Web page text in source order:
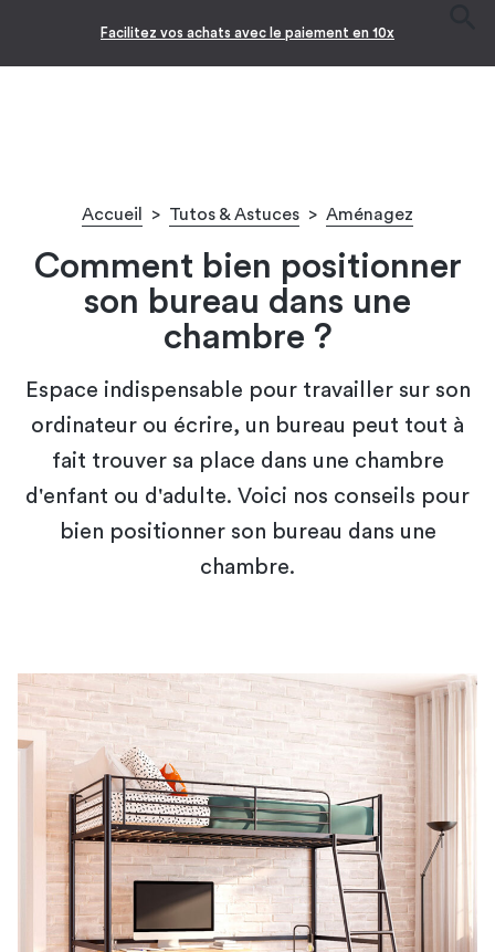
Facilitez vos achats avec le paiement en 10x
Accueil > Tutos & Astuces > Aménagez
Comment bien positionner
son bureau dans une
chambre ?
Espace indispensable pour travailler sur son
ordinateur ou écrire, un bureau peut tout à
fait trouver sa place dans une chambre
d'enfant ou d'adulte. Voici nos conseils pour
bien positionner son bureau dans une
chambre.